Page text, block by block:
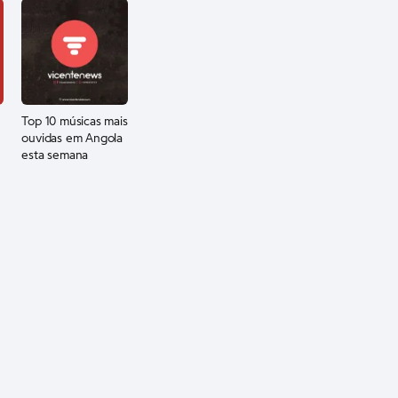
Top 10 músicas mais
ouvidas em Angola
esta semana